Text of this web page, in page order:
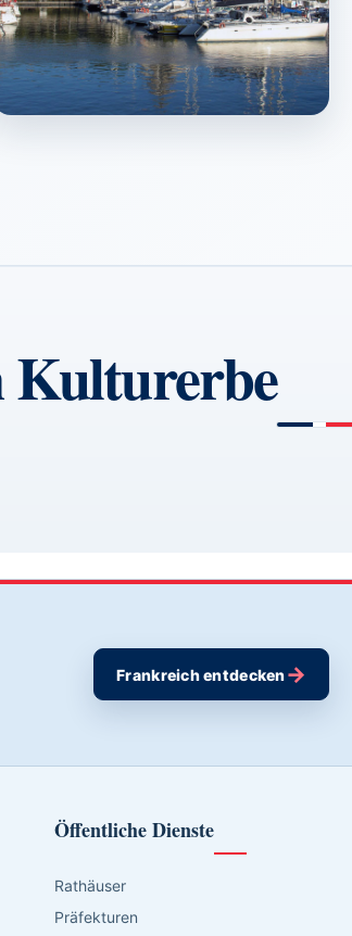
Kulturerbe
Frankreich entdecken→
Öffentliche Dienste
Rathäuser
Präfekturen